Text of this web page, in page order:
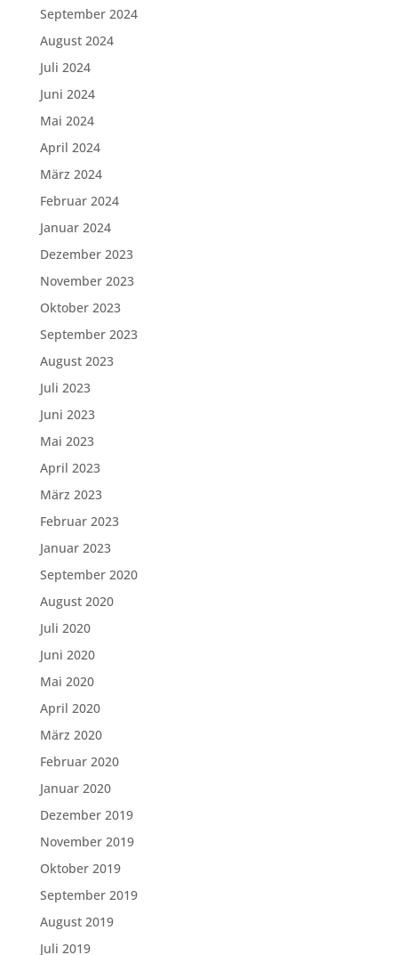
September 2024
August 2024
Juli 2024
Juni 2024
Mai 2024
April 2024
März 2024
Februar 2024
Januar 2024
Dezember 2023
November 2023
Oktober 2023
September 2023
August 2023
Juli 2023
Juni 2023
Mai 2023
April 2023
März 2023
Februar 2023
Januar 2023
September 2020
August 2020
Juli 2020
Juni 2020
Mai 2020
April 2020
März 2020
Februar 2020
Januar 2020
Dezember 2019
November 2019
Oktober 2019
September 2019
August 2019
Juli 2019